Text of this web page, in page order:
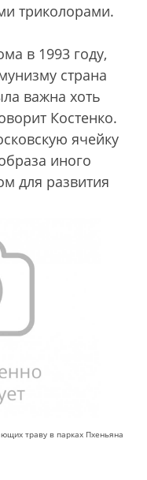
триколорами.
в 1993 году,
страна
важна хоть
Костенко.
ячейку
иного
для развития
траву в парках Пхеньяна